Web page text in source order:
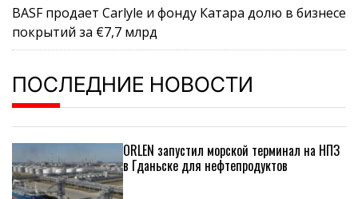
BASF продает Carlyle и фонду Катара долю в бизнесе
покрытий за €7,7 млрд
ПОСЛЕДНИЕ НОВОСТИ
ORLEN запустил морской терминал на НПЗ
в Гданьске для нефтепродуктов